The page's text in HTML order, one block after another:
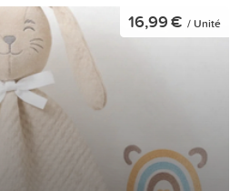
16,99 € / Unité